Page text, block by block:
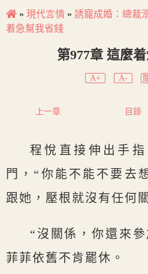
» 現代言情 » 誘寵成婚：總裁
着急幫我省錢
第977章 這麼
A+ A-
上一章 目錄
程悅直接伸出手
門，“你能不能不要去
跟她，壓根就沒有任何
“沒關係，你還來
菲菲依舊不肯罷休。